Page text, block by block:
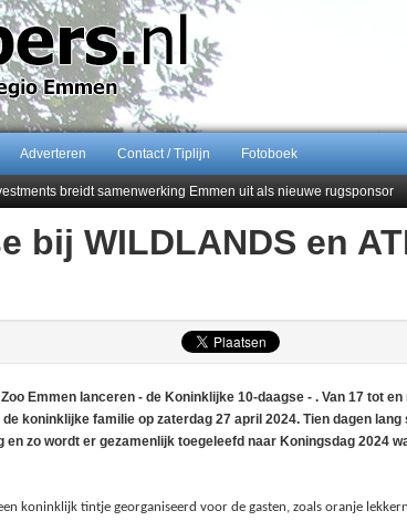
Adverteren Contact / Tiplijn Fotoboek
breidt samenwerking Emmen uit als nieuwe rugsponsor
Sijbom-Maatje
van Almere City
Emmen droomstart
bij WILDLANDS en
Emmen lanceren - de Koninklijke 10-daagse - . Van 17 tot en
koninklijke familie op zaterdag 27 april 2024. Tien dagen lang
zo wordt er gezamenlijk toegeleefd naar Koningsdag 2024
koninklijk tintje georganiseerd voor de gasten, zoals oranje